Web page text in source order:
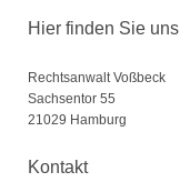
Hier finden Sie uns
Rechtsanwalt Voßbeck
Sachsentor 55
21029 Hamburg
Kontakt